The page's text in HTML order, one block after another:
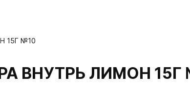
15Г №10
ВНУТРЬ ЛИМОН 15Г